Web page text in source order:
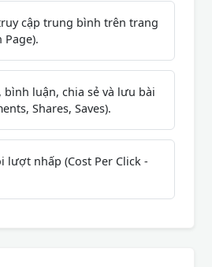
cập trung bình trên trang
Page).
luận, chia sẻ và lưu bài
Shares, Saves).
lượt nhấp (Cost Per Click -